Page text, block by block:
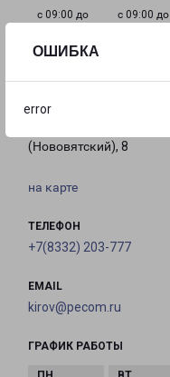
ОШИБКА
error
с 09:00 до
с 09:00 до
(Нововятский), 8
на карте
ТЕЛЕФОН
+7(8332) 203-777
EMAIL
kirov@pecom.ru
ГРАФИК РАБОТЫ